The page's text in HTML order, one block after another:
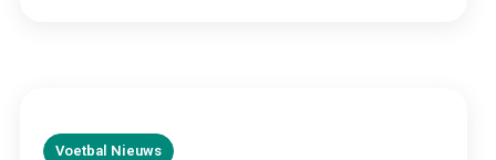
Voetbal Nieuws